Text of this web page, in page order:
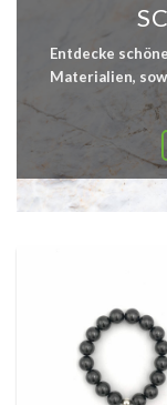
Entdecke
Materialien,